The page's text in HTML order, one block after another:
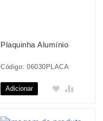
Plaquinha Alumínio
Código: 06030PLACA
Adicionar